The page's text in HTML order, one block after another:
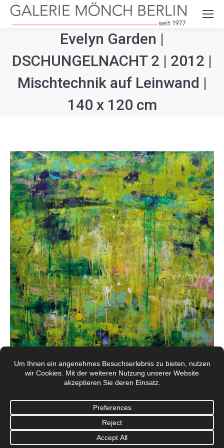
Search:
Evelyn Garden |
DSCHUNGELNACHT 2 | 2012 |
Mischtechnik auf Leinwand |
140 x 120 cm
© Galerie Mönch Berlin 2017